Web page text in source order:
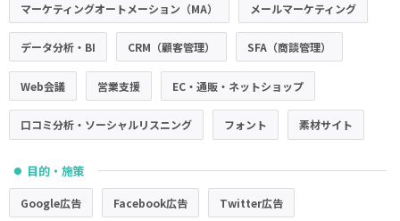
マーケティングオートメーション（MA） メールマーケティング
データ分析・BI CRM（顧客管理） SFA（商談管理）
Web会議 営業支援 EC・通販・ネットショップ
口コミ分析・ソーシャルリスニング フォント 素材サイト
● 目的・施策
Google広告 Facebook広告 Twitter広告